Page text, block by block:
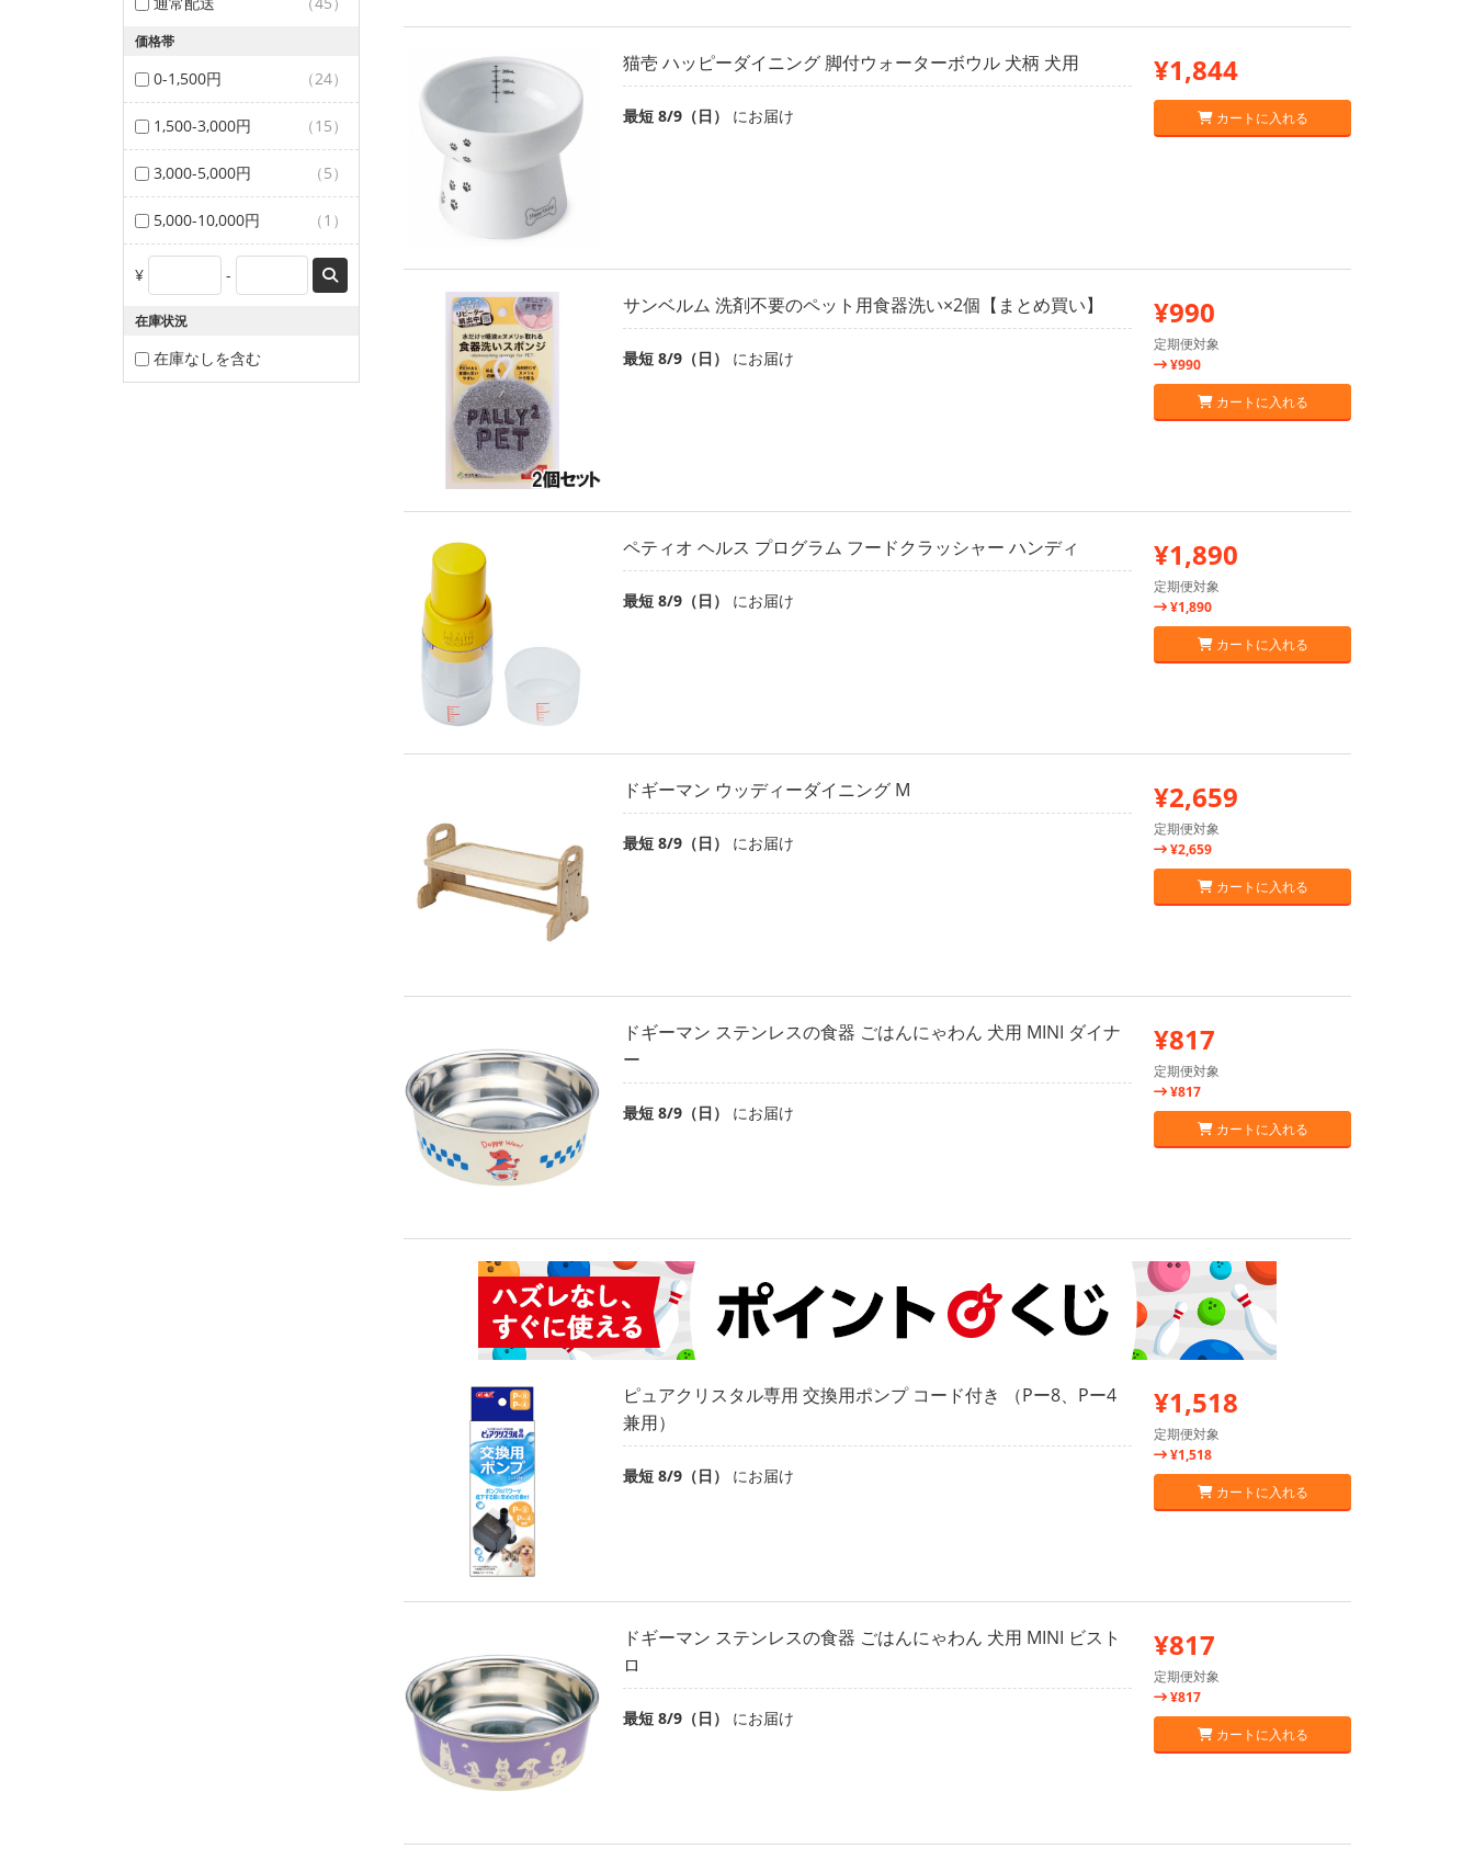
価格帯
0-1,500円 （24）
1,500-3,000円 （15）
3,000-5,000円 （5）
5,000-10,000円 （1）
¥ -
在庫状況
在庫なしを含む
猫壱 ハッピーダイニング 脚付ウォーターボウル 犬柄 犬用
最短 8/9（日） にお届け
¥1,844
カートに入れる
サンベルム 洗剤不要のペット用食器洗い×2個【まとめ買い】
最短 8/9（日） にお届け
¥990
定期便対象
¥990
カートに入れる
ペティオ ヘルス プログラム フードクラッシャー ハンディ
最短 8/9（日） にお届け
¥1,890
定期便対象
¥1,890
カートに入れる
ドギーマン ウッディーダイニング M
最短 8/9（日） にお届け
¥2,659
定期便対象
¥2,659
カートに入れる
ドギーマン ステンレスの食器 ごはんにゃわん 犬用 MINI ダイナ
ー
最短 8/9（日） にお届け
¥817
定期便対象
¥817
カートに入れる
ピュアクリスタル専用 交換用ポンプ コード付き （Pー8、Pー4
兼用）
最短 8/9（日） にお届け
¥1,518
定期便対象
¥1,518
カートに入れる
ドギーマン ステンレスの食器 ごはんにゃわん 犬用 MINI ビスト
ロ
最短 8/9（日） にお届け
¥817
定期便対象
¥817
カートに入れる